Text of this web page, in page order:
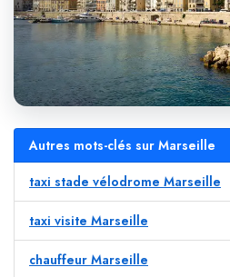
Autres mots-clés sur Marseille
taxi stade vélodrome Marseille
taxi visite Marseille
chauffeur Marseille